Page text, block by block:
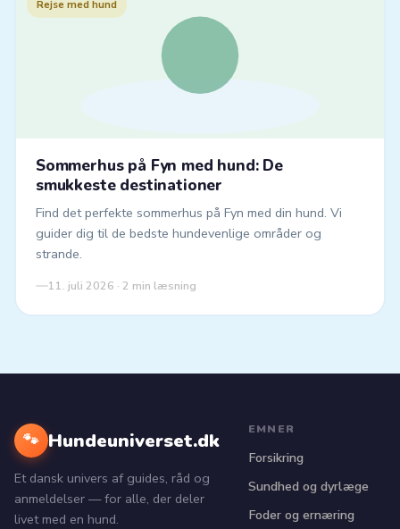
Rejse med hund
Sommerhus på Fyn med hund: De
smukkeste destinationer
Find det perfekte sommerhus på Fyn med din hund. Vi
guider dig til de bedste hundevenlige områder og
strande.
11. juli 2026 · 2 min læsning
🐾 Hundeuniverset.dk
Et dansk univers af guides, råd og
anmeldelser — for alle, der deler
livet med en hund.
EMNER
Forsikring
Sundhed og dyrlæge
Foder og ernæring